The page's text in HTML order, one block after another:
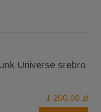
Universe srebro
1 200,00 zł